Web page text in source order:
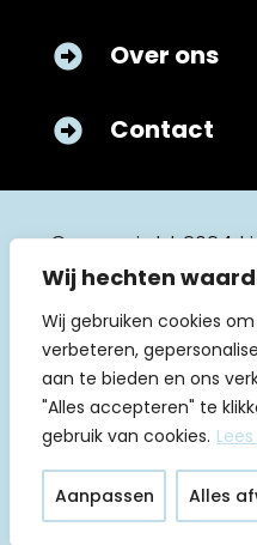
Wij hechten
Wij gebruiken cookies
verbeteren,
aan te bieden en ons
"Alles accepteren" te
gebruik van cookies.
Aanpassen Alles
 Over ons
 Contact
© copyright 2024
Algemene
Huishoudelijk
Privacyverklaring